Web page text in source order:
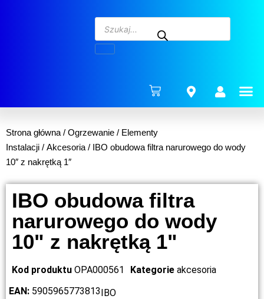
Strona główna / Ogrzewanie / Elementy
Instalacji / Akcesoria / IBO obudowa filtra narurowego do wody
10″ z nakrętką 1″
IBO obudowa filtra
narurowego do wody
10" z nakrętką 1"
Kod produktu OPA000561 Kategorie akcesoria
EAN: 5905965773813IBO